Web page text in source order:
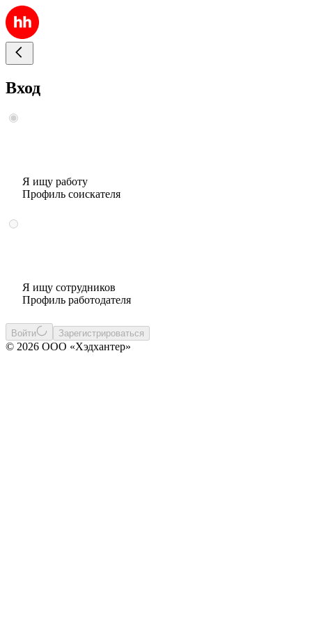
Вход
Я ищу работу
Профиль соискателя
Я ищу сотрудников
Профиль работодателя
Войти Зарегистрироваться
© 2026 ООО «Хэдхантер»